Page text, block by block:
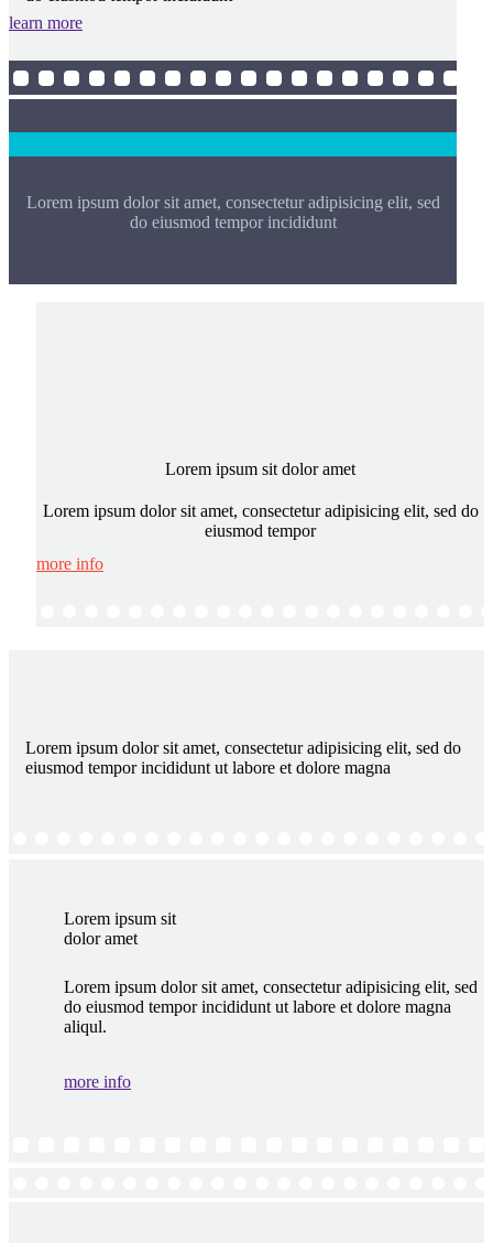
learn more
Lorem ipsum dolor sit amet, consectetur adipisicing elit, sed
do eiusmod tempor incididunt
Lorem ipsum sit dolor amet
Lorem ipsum dolor sit amet, consectetur adipisicing elit, sed do
eiusmod tempor
more info
Lorem ipsum dolor sit amet, consectetur adipisicing elit, sed do
eiusmod tempor incididunt ut labore et dolore magna
Lorem ipsum sit
dolor amet
Lorem ipsum dolor sit amet, consectetur adipisicing elit, sed
do eiusmod tempor incididunt ut labore et dolore magna
aliqul.
more info